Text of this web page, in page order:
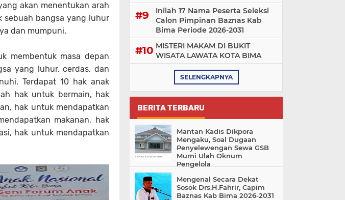
akan menentukan arah
sebuah bangsa yang luhur
dan mumpuni.
membentuk masa depan
yang luhur, cerdas, dan
Terdapat 10 hak anak
hak untuk bermain, hak
hak untuk mendapatkan
makanan, hak
hak untuk mendapatkan
Inilah 17 Nama Peserta Seleksi
Calon Pimpinan Baznas Kab
Bima Periode 2026-2031
MISTERI MAKAM DI BUKIT
WISATA LAWATA KOTA BIMA
SELENGKAPNYA
BERITA TERBARU
Mantan Kadis Dikpora
Mengaku, Soal Dugaan
Penyelewengan Sewa GSB
Murni Ulah Oknum
Pengelola
Mengenal Secara Dekat
Sosok Drs.H.Fahrir, Capim
Baznas Kab Bima 2026-2031